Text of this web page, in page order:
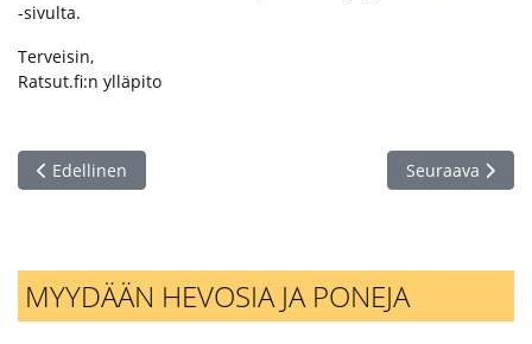
-sivulta.
Terveisin,
Ratsut.fi:n ylläpito
Edellinen artikkeli: Haluatko ostaa noston ilmoituksellesi?
Edellinen Seuraava
Seuraava
MYYDÄÄN HEVOSIA JA PONEJA